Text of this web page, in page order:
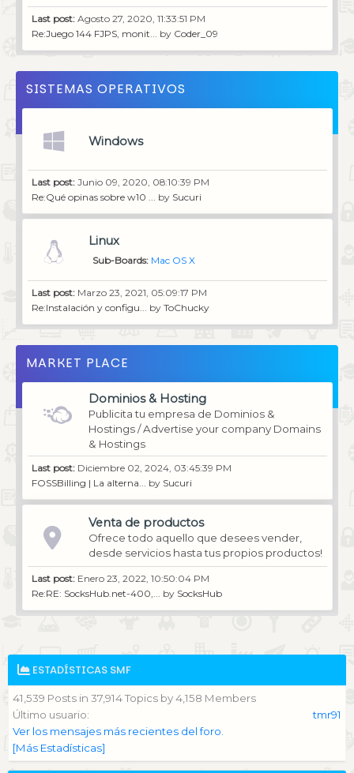
Last post: Agosto 27, 2020, 11:33:51 PM
Re:Juego 144 FJPS, monit...
by Coder_09
SISTEMAS OPERATIVOS
Windows
Last post: Junio 09, 2020, 08:10:39 PM
Re:Qué opinas sobre w10 ... by Sucuri
Linux
Sub-Boards Mac OS X
Last post: Marzo 23, 2021, 05:09:17 PM
Re:Instalación y configu... by ToChucky
MARKET PLACE
Dominios & Hosting
Publicita tu empresa de Dominios &
Hostings / Advertise your company Domains
& Hostings
Last post: Diciembre 02, 2024, 03:45:39 PM
FOSSBilling | La alterna... by Sucuri
Venta de productos
Ofrece todo aquello que desees vender,
desde servicios hasta tus propios productos!
Last post: Enero 23, 2022, 10:50:04 PM
Re:RE: SocksHub.net-400,... by SocksHub
ESTADÍSTICAS SMF
41,539 Posts in 37,914 Topics by 4,158 Members
Último usuario:
tmr91
Ver los mensajes más recientes del foro.
[Más Estadísticas]